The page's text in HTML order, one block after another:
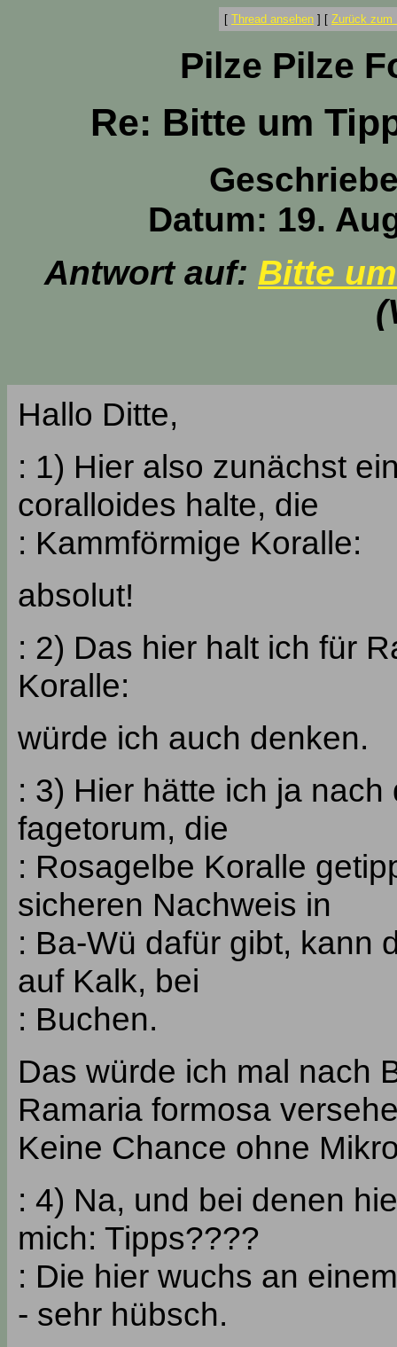
[ Thread ansehen ] [ Zurück zum
Pilze Pilze
Re: Bitte um
Datum: 19.
Antwort auf: Bitte
Hallo Ditte,
: 1) Hier also zunächst
coralloides halte, die
: Kammförmige Koralle:
absolut!
: 2) Das hier halt ich für
Koralle:
würde ich auch denken.
: 3) Hier hätte ich ja
fagetorum, die
: Rosagelbe Koralle
sicheren Nachweis in
: Ba-Wü dafür gibt, kann
auf Kalk, bei
: Buchen.
Das würde ich mal nach
Ramaria formosa
Keine Chance ohne
: 4) Na, und bei denen
mich: Tipps????
: Die hier wuchs an
- sehr hübsch.